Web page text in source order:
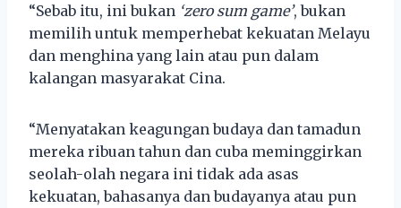
“Sebab itu, ini bukan ‘zero sum game’, bukan
memilih untuk memperhebat kekuatan Melayu
dan menghina yang lain atau pun dalam
kalangan masyarakat Cina.
“Menyatakan keagungan budaya dan tamadun
mereka ribuan tahun dan cuba meminggirkan
seolah-olah negara ini tidak ada asas
kekuatan, bahasanya dan budayanya atau pun